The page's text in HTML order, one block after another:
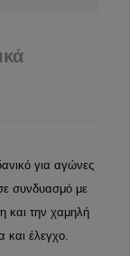
για αγώνες
συνδυασμό με
και την χαμηλή
και έλεγχο.